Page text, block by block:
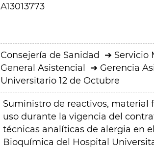
A13013773
Consejería de Sanidad Servicio
General Asistencial
Gerencia
Universitario 12 de Octubre
Suministro de reactivos,
uso durante la vigencia del
técnicas analíticas de alergia en
Bioquímica del Hospital